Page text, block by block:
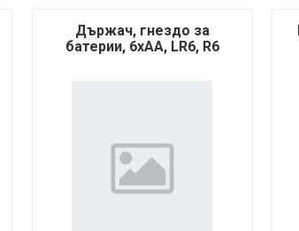
Държач, гнездо за
батерии, 6xAA, LR6, R6